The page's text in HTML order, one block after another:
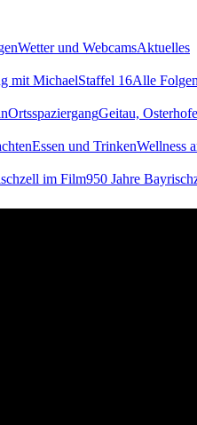
Wetter und WebcamsAktuelles
mit MichaelStaffel 16Alle
OrtsspaziergangGeitau,
Essen und TrinkenWellness
im Film950 Jahre